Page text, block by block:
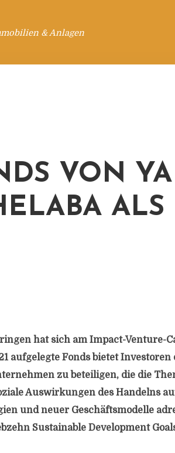
& Anlagen
VON
ALS
hat sich am Impact-Venture-
aufgelegte Fonds bietet
zu beteiligen, die die
Auswirkungen des Handelns
und neuer Geschäftsmodelle
Sustainable Development